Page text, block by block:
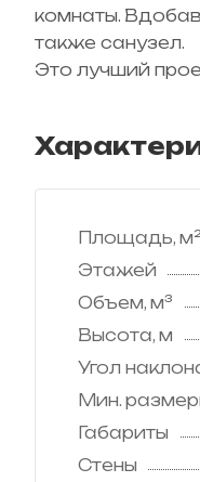
комнаты.
также санузел.
Это лучший
Площадь,
Этажей
Объем, м³
Высота, м
Угол
Мин.
Габариты
Стены